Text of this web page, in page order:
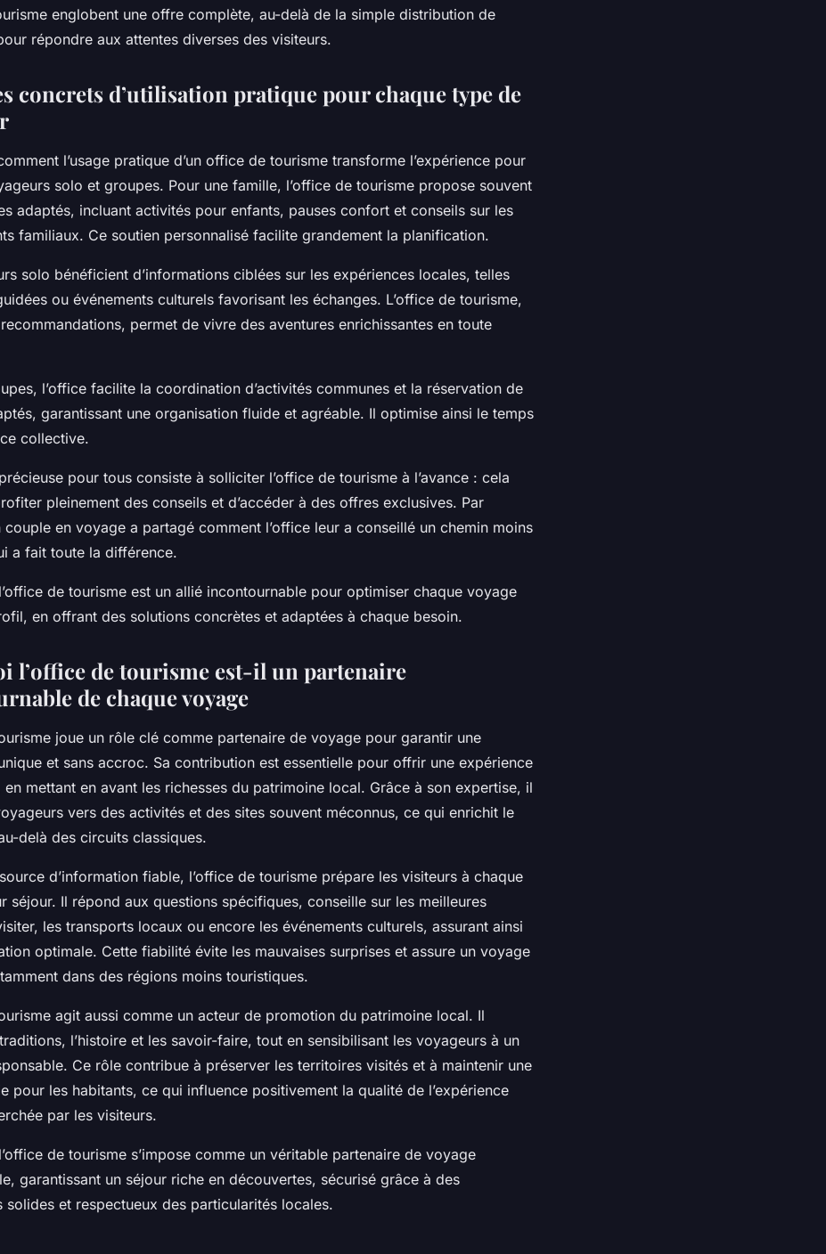
englobent une offre complète, au-delà de la simple distribution de
répondre aux attentes diverses des visiteurs.
concrets d’utilisation pratique pour chaque type de
l’usage pratique d’un office de tourisme transforme l’expérience pour
solo et groupes. Pour une famille, l’office de tourisme propose souvent
adaptés, incluant activités pour enfants, pauses confort et conseils sur les
familiaux. Ce soutien personnalisé facilite grandement la planification.
solo bénéficient d’informations ciblées sur les expériences locales, telles
ou événements culturels favorisant les échanges. L’office de tourisme,
permet de vivre des aventures enrichissantes en toute
l’office facilite la coordination d’activités communes et la réservation de
garantissant une organisation fluide et agréable. Il optimise ainsi le temps
collective.
pour tous consiste à solliciter l’office de tourisme à l’avance : cela
pleinement des conseils et d’accéder à des offres exclusives. Par
couple en voyage a partagé comment l’office leur a conseillé un chemin moins
a fait toute la différence.
de tourisme est un allié incontournable pour optimiser chaque voyage
en offrant des solutions concrètes et adaptées à chaque besoin.
l’office de tourisme est-il un partenaire
de chaque voyage
joue un rôle clé comme partenaire de voyage pour garantir une
et sans accroc. Sa contribution est essentielle pour offrir une expérience
en mettant en avant les richesses du patrimoine local. Grâce à son expertise, il
vers des activités et des sites souvent méconnus, ce qui enrichit le
delà des circuits classiques.
d’information fiable, l’office de tourisme prépare les visiteurs à chaque
séjour. Il répond aux questions spécifiques, conseille sur les meilleures
les transports locaux ou encore les événements culturels, assurant ainsi
optimale. Cette fiabilité évite les mauvaises surprises et assure un voyage
dans des régions moins touristiques.
agit aussi comme un acteur de promotion du patrimoine local. Il
l’histoire et les savoir-faire, tout en sensibilisant les voyageurs à un
Ce rôle contribue à préserver les territoires visités et à maintenir une
pour les habitants, ce qui influence positivement la qualité de l’expérience
par les visiteurs.
de tourisme s’impose comme un véritable partenaire de voyage
garantissant un séjour riche en découvertes, sécurisé grâce à des
solides et respectueux des particularités locales.